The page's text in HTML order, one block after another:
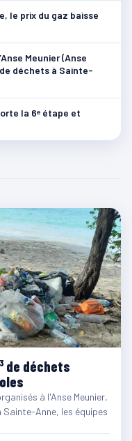
le prix du gaz baisse
Meunier (Anse
déchets à Sainte-
la 6ᵉ étape et
de déchets
à l'Anse Meunier,
Anne, les équipes